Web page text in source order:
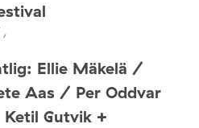
,
Ellie Mäkelä /
Aas / Per Oddvar
Gutvik +